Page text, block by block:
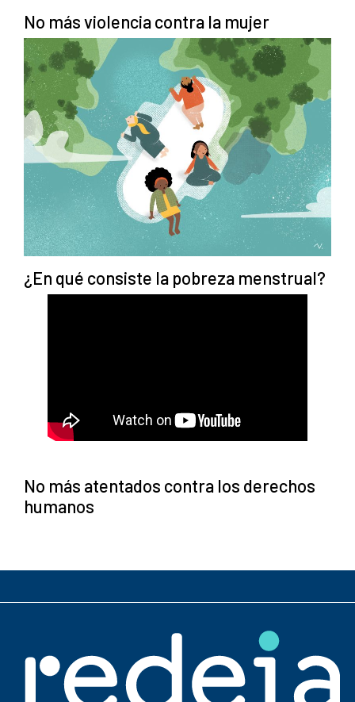
No más violencia contra la mujer
¿En qué consiste la pobreza menstrual?
No más atentados contra los derechos
humanos